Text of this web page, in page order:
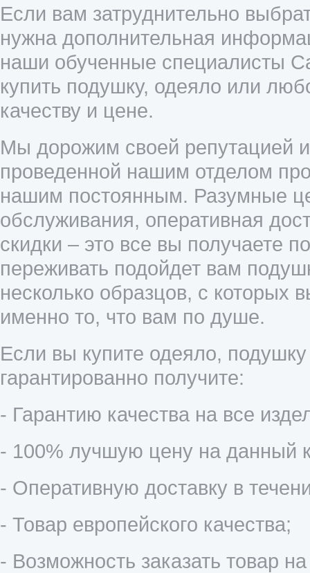
Если вам затруднительно
нужна дополнительная
наши обученные специалисты
купить подушку, одеяло или
качеству и цене.
Мы дорожим своей репутацией
проведенной нашим отделом
нашим постоянным. Разумные
обслуживания, оперативная
скидки – это все вы получаете
переживать подойдет вам
несколько образцов, с которых
именно то, что вам по душе.
Если вы купите одеяло,
гарантированно получите:
- Гарантию качества на все
- 100% лучшую цену на данный
- Оперативную доставку в
- Товар европейского качества;
- Возможность заказать товар